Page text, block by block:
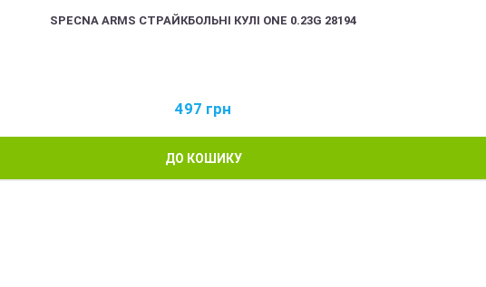
SPECNA ARMS СТРАЙКБОЛЬНІ КУЛІ ONE 0.23G 28194
497 грн
ДО КОШИКУ